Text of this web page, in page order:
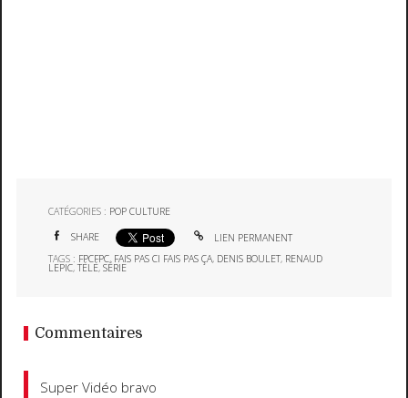
CATÉGORIES : POP CULTURE
SHARE
LIEN PERMANENT
TAGS : FPCFPC, FAIS PAS CI FAIS PAS ÇA, DENIS BOULET, RENAUD
LEPIC,TÉLÉ,SÉRIE
Commentaires
Super Vidéo bravo